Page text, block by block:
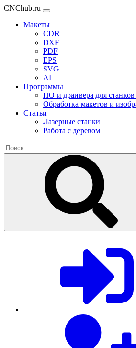
CNChub.ru
Макеты
CDR
DXF
PDF
EPS
SVG
AI
Программы
ПО и драйвера для
Обработка макетов и
Статьи
Лазерные станки
Работа с деревом